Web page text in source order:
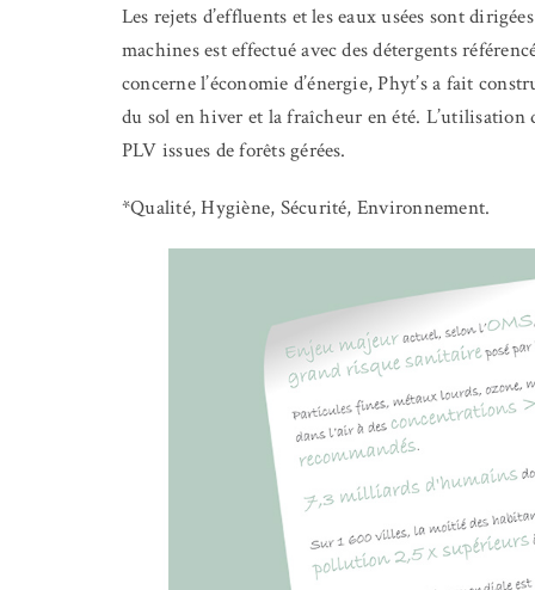
Les rejets d’effluents et les eaux usées sont
machines est effectué avec des détergents
concerne l’économie d’énergie, Phyt’s a fait
du sol en hiver et la fraîcheur en été. L’utilisation
PLV issues de forêts gérées.
*Qualité, Hygiène, Sécurité, Environnement.